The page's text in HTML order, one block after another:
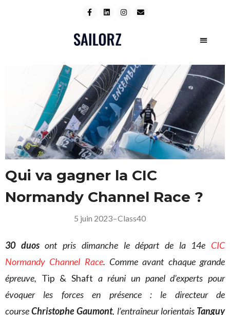
Qui va gagner la CIC
Normandy Channel Race ?
5 juin 2023–Class40
30 duosont pris dimanche le départ de la 14e CIC
Normandy Channel Race. Comme avant chaque grande
épreuve, Tip & Shaft a réuni un panel d’experts pour
évoquer les forces en présence : le directeur de
courseChristophe Gaumont, l’entraîneur lorientais Tanguy